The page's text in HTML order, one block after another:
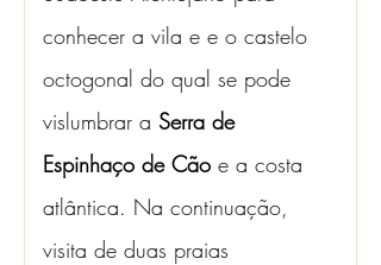
conhecer a vila e e o castelo
octogonal do qual se pode
vislumbrar a Serra de
Espinhaço de Cão e a costa
atlântica. Na continuação,
visita de duas praias